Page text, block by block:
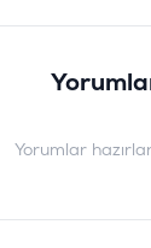
Yorumlar